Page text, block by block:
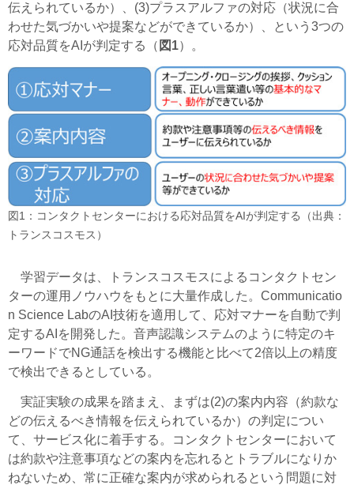
伝えられているか）、(3)プラスアルファの対応（状況に合
わせた気づかいや提案などができているか）、という3つの
応対品質をAIが判定する（ 図1）。
図1：コンタクトセンターにおける応対品質をAIが判定する（出典：
トランスコスモス）
学習データは、トランスコスモスによるコンタクトセン
ターの運用ノウハウをもとに大量作成した。Communicatio
n Science LabのAI技術を適用して、応対マナーを自動で判
定するAIを開発した。音声認識システムのように特定のキ
ーワードでNG通話を検出する機能と比べて2倍以上の精度
で検出できるとしている。
実証実験の成果を踏まえ、まずは(2)の案内内容（約款な
どの伝えるべき情報を伝えられているか）の判定につい
て、サービス化に着手する。コンタクトセンターにおいて
は約款や注意事項などの案内を忘れるとトラブルになりか
ねないため、常に正確な案内が求められるという問題に対